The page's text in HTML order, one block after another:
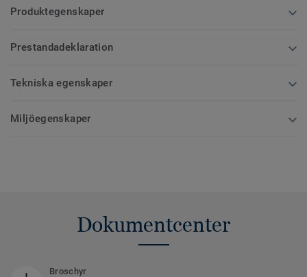
Produktegenskaper
Prestandadeklaration
Tekniska egenskaper
Miljöegenskaper
Dokumentcenter
Broschyr